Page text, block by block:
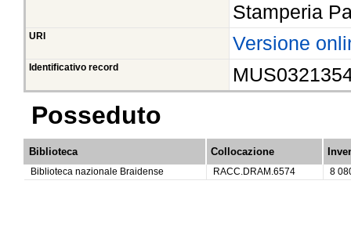
Stamperia
URI Versione
Identificativo record
Posseduto
Biblioteca Collocazione
Biblioteca nazionale Braidense RACC.DRAM.6574 8